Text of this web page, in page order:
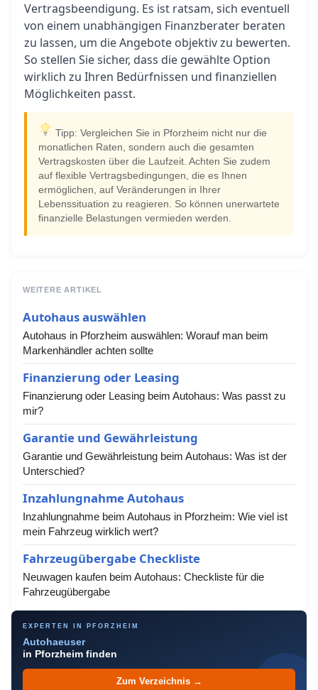
Vertragsbeendigung. Es ist ratsam, sich eventuell
von einem unabhängigen Finanzberater beraten
zu lassen, um die Angebote objektiv zu bewerten.
So stellen Sie sicher, dass die gewählte Option
wirklich zu Ihren Bedürfnissen und finanziellen
Möglichkeiten passt.
Tipp: Vergleichen Sie in Pforzheim nicht nur die
monatlichen Raten, sondern auch die gesamten
Vertragskosten über die Laufzeit. Achten Sie zudem
auf flexible Vertragsbedingungen, die es Ihnen
ermöglichen, auf Veränderungen in Ihrer
Lebenssituation zu reagieren. So können unerwartete
finanzielle Belastungen vermieden werden.
WEITERE ARTIKEL
Autohaus auswählen
Autohaus in Pforzheim auswählen: Worauf man beim
Markenhändler achten sollte
Finanzierung oder Leasing
Finanzierung oder Leasing beim Autohaus: Was passt zu
mir?
Garantie und Gewährleistung
Garantie und Gewährleistung beim Autohaus: Was ist der
Unterschied?
Inzahlungnahme Autohaus
Inzahlungnahme beim Autohaus in Pforzheim: Wie viel ist
mein Fahrzeug wirklich wert?
Fahrzeugübergabe Checkliste
Neuwagen kaufen beim Autohaus: Checkliste für die
Fahrzeugübergabe
EXPERTEN IN PFORZHEIM
Autohaeuser
in Pforzheim finden
Zum Verzeichnis →